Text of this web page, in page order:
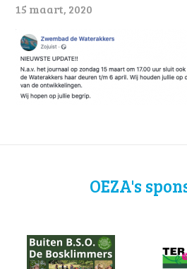
15 maart, 2020
OEZA's